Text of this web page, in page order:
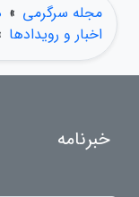
مجله سرگرمی »
اخبار و رویدادها
خبرنامه